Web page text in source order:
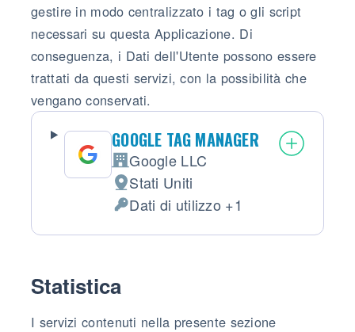
gestire in modo centralizzato i tag o gli script
necessari su questa Applicazione. Di
conseguenza, i Dati dell'Utente possono essere
trattati da questi servizi, con la possibilità che
vengano conservati.
GOOGLE TAG MANAGER
Azienda:
Google LLC
Luogo del trattamento:
Stati Uniti
Dati Personali trattati:
Dati di utilizzo +1
Statistica
I servizi contenuti nella presente sezione